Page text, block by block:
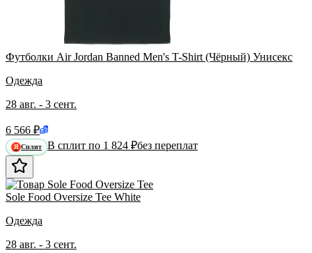
Футболки Air Jordan Banned Men's T-Shirt (Чёрный) Унисекс
Одежда
28 авг. - 3 сент.
6 566 ₽
Я Сплит В сплит по 1 824 ₽без переплат
Sole Food Oversize Tee White
Одежда
28 авг. - 3 сент.